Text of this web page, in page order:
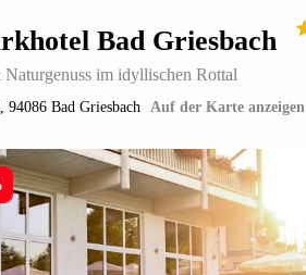
Bad Griesbach
im idyllischen Rottal
, 94086 Bad Griesbach Auf der Karte anzeigen